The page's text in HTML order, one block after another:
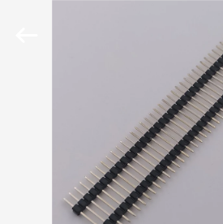
ΠΡΟΪΌΝΤΑ
ΠΕΡΊΠΟΥ
ΕΜΕΊΣ